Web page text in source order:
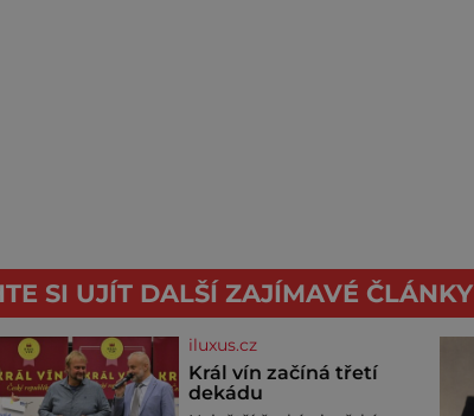
SI UJÍT DALŠÍ ZAJÍMAVÉ ČLÁNKY
iluxus.cz
Král vín začíná třetí
dekádu